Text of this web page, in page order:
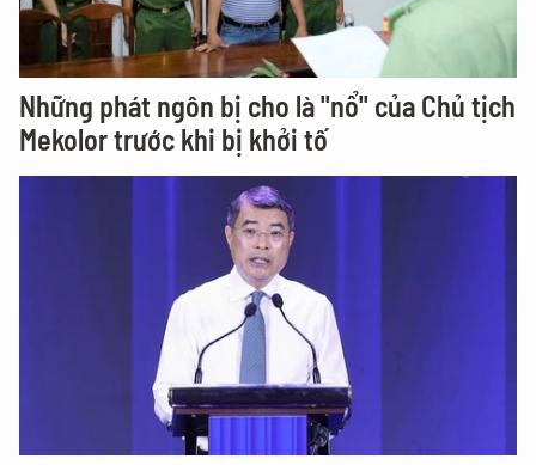
Những phát ngôn bị cho là "nổ" của Chủ tịch
Mekolor trước khi bị khởi tố